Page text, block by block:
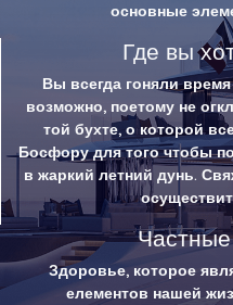
основные
Где вы
Вы всегда гоняли
возможно, поетому не
той бухте, о которой
Босфору для того чтобы
в жаркий летний дунь.
Здоровье, которое
елементов нашей